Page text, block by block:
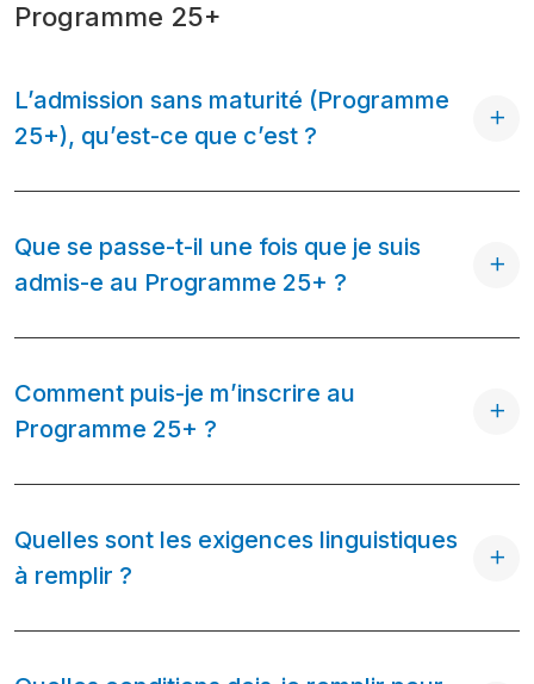
Programme 25+
L’admission sans maturité (Programme
25+), qu’est-ce que c’est ?
Que se passe-t-il une fois que je suis
admis-e au Programme 25+ ?
Comment puis-je m’inscrire au
Programme 25+ ?
Quelles sont les exigences linguistiques
à remplir ?